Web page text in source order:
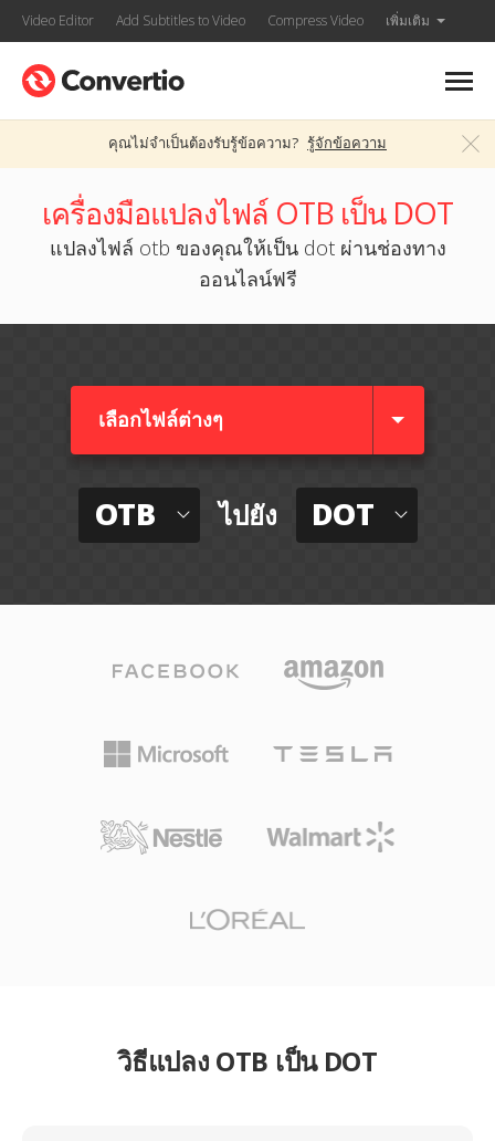
Video Editor Add Subtitles to Video Compress Video เพิ่มเติม
คุณไม่จำเป็นต้องรับรู้ข้อความ? รู้จักข้อความ
เครื่องมือแปลงไฟล์ OTB เป็น DOT
แปลงไฟล์ otb ของคุณให้เป็น dot ผ่านช่องทาง
ออนไลน์ฟรี
เลือกไฟล์ต่างๆ​
OTB ไปยัง DOT
วิธีแปลง OTB เป็น DOT